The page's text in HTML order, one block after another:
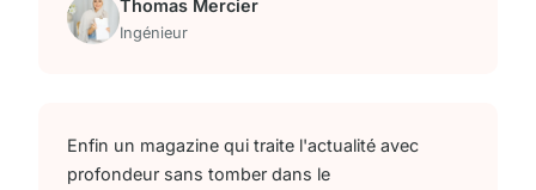
Thomas Mercier
Ingénieur
Enfin un magazine qui traite l'actualité avec
profondeur sans tomber dans le